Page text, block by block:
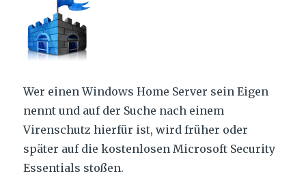
Wer einen Windows Home Server sein Eigen
nennt und auf der Suche nach einem
Virenschutz hierfür ist, wird früher oder
später auf die kostenlosen Microsoft Security
Essentials stoßen.